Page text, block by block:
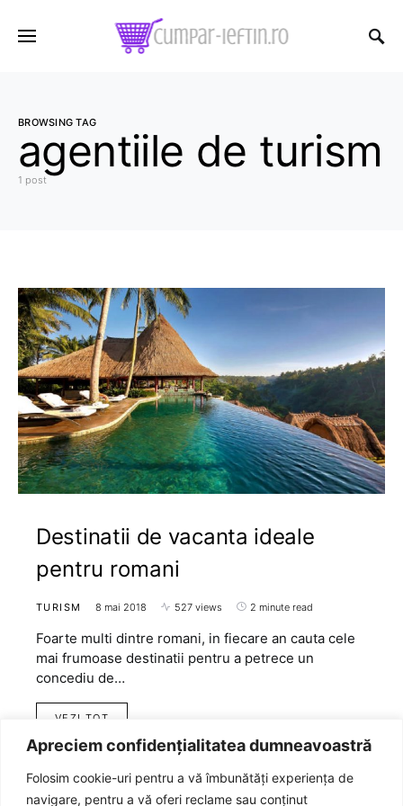
Apreciem confidențialitatea dumneavoastră
Folosim cookie-uri pentru a vă îmbunătăți experiența de
navigare, pentru a vă oferi reclame sau conținut
BROWSING TAG
agentiile de turism
1 post
Destinatii de vacanta ideale
pentru romani
TURISM 8 mai 2018 527 views 2 minute read
Foarte multi dintre romani, in fiecare an cauta cele
mai frumoase destinatii pentru a petrece un
concediu de…
VEZI TOT